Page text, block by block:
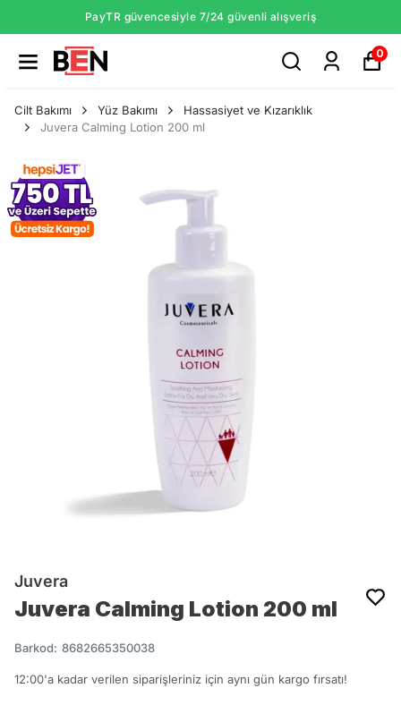
PayTR güvencesiyle 7/24 güvenli alışveriş
0
Cilt Bakımı Yüz Bakımı
Hassasiyet ve Kızarıklık
Juvera Calming Lotion 200 ml
Juvera
Juvera Calming Lotion 200 ml
Barkod: 8682665350038
12:00'a kadar verilen siparişleriniz için aynı gün kargo fırsatı!